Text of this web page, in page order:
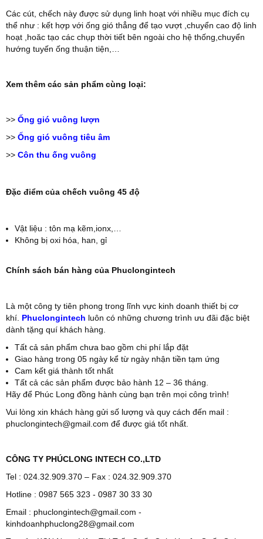
Các cút, chếch này được sử dụng linh hoạt với nhiều mục đích cụ
thể như : kết hợp với ống gió thẳng để tạo vượt ,chuyển cao độ linh
hoạt ,hoăc tạo các chụp thời tiết bên ngoài cho hệ thống,chuyển
hướng tuyến ống thuận tiện,…
Xem thêm các sản phẩm cùng loại:
>> Ống gió vuông lượn
>> Ống gió vuông tiêu âm
>> Côn thu ống vuông
Đặc điểm của chếch vuông 45 độ
Vật liệu : tôn mạ kẽm,ionx,…
Không bị oxi hóa, han, gỉ
Chính sách bán hàng của Phuclongintech
Là một công ty tiên phong trong lĩnh vực kinh doanh thiết bị cơ
khí. Phuclongintech luôn có những chương trình ưu đãi đặc biệt
dành tặng quí khách hàng.
Tất cả sản phẩm chưa bao gồm chi phí lắp đặt
Giao hàng trong 05 ngày kể từ ngày nhận tiền tạm ứng
Cam kết giá thành tốt nhất
Tất cả các sản phẩm được bảo hành 12 – 36 tháng.
Hãy để Phúc Long đồng hành cùng bạn trên mọi công trình!
Vui lòng xin khách hàng gửi số lượng và quy cách đến mail :
phuclongintech@gmail.com để được giá tốt nhất.
CÔNG TY PHÚCLONG INTECH CO.,LTD
Tel : 024.32.909.370 – Fax : 024.32.909.370
Hotline : 0987 565 323 - 0987 30 33 30
Email : phuclongintech@gmail.com -
kinhdoanhphuclong28@gmail.com